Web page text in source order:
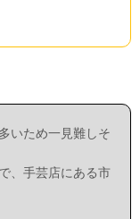
いため一見難しそ
、手芸店にある市